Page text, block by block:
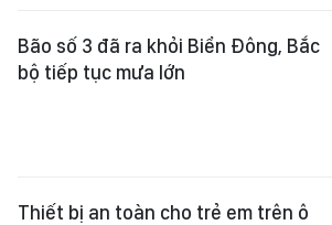
Bão số 3 đã ra khỏi Biển Đông, Bắc
bộ tiếp tục mưa lớn
Thiết bị an toàn cho trẻ em trên ô